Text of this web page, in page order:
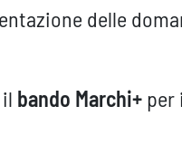
delle
il bando Marchi+ per